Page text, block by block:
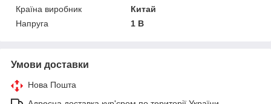
Країна виробник
Китай
Напруга
1 В
Умови доставки
Нова Пошта